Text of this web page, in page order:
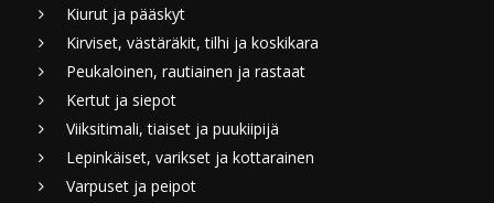
Kiurut ja pääskyt
Kirviset, västäräkit, tilhi ja koskikara
Peukaloinen, rautiainen ja rastaat
Kertut ja siepot
Viiksitimali, tiaiset ja puukiipijä
Lepinkäiset, varikset ja kottarainen
Varpuset ja peipot